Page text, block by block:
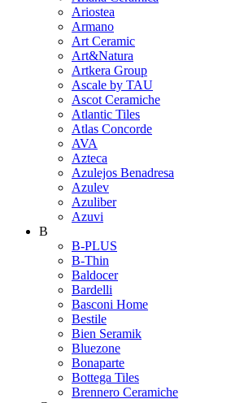
Ariostea
Armano
Art Ceramic
Art&Natura
Artkera Group
Ascale by TAU
Ascot Ceramiche
Atlantic Tiles
Atlas Concorde
AVA
Azteca
Azulejos Benadresa
Azulev
Azuliber
Azuvi
B
B-PLUS
B-Thin
Baldocer
Bardelli
Basconi Home
Bestile
Bien Seramik
Bluezone
Bonaparte
Bottega Tiles
Brennero Ceramiche